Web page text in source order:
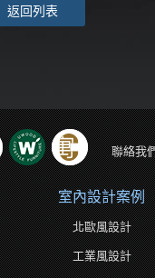
返回列表
聯絡我
室內設計案例
北歐風設計
工業風設計